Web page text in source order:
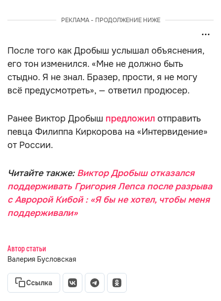
РЕКЛАМА - ПРОДОЛЖЕНИЕ НИЖЕ
После того как Дробыш услышал объяснения,
его тон изменился. «Мне не должно быть
стыдно. Я не знал. Бразер, прости, я не могу
всё предусмотреть», — ответил продюсер.
Ранее Виктор Дробыш предложил отправить
певца Филиппа Киркорова на «Интервидение»
от России.
Читайте также: Виктор Дробыш отказался
поддерживать Григория Лепса после разрыва
с Авророй Кибой : «Я бы не хотел, чтобы меня
поддерживали»
Автор статьи
Валерия Бусловская
Ссылка